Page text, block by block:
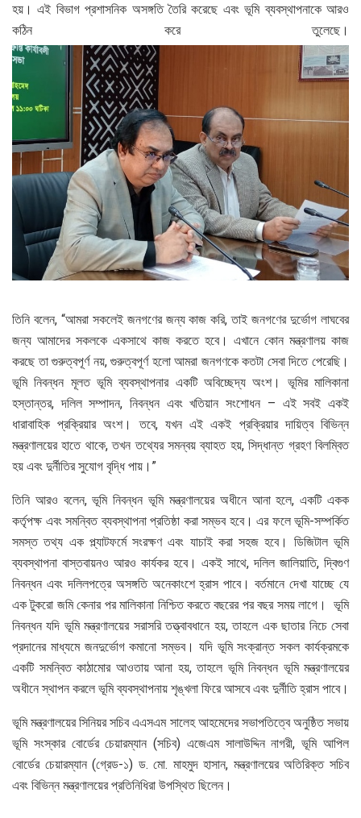
হয়। এই বিভাগ প্রশাসনিক অসঙ্গতি তৈরি করেছে এবং ভূমি ব্যবস্থাপনাকে আরও
কঠিন করে তুলেছে।
তিনি বলেন, “আমরা সকলেই জনগণের জন্য কাজ করি, তাই জনগণের দুর্ভোগ লাঘবের
জন্য আমাদের সকলকে একসাথে কাজ করতে হবে। এখানে কোন মন্ত্রণালয় কাজ
করছে তা গুরুত্বপূর্ণ নয়, গুরুত্বপূর্ণ হলো আমরা জনগণকে কতটা সেবা দিতে পেরেছি।
ভূমি নিবন্ধন মূলত ভূমি ব্যবস্থাপনার একটি অবিচ্ছেদ্য অংশ। ভূমির মালিকানা
হস্তান্তর, দলিল সম্পাদন, নিবন্ধন এবং খতিয়ান সংশোধন – এই সবই একই
ধারাবাহিক প্রক্রিয়ার অংশ। তবে, যখন এই একই প্রক্রিয়ার দায়িত্ব বিভিন্ন
মন্ত্রণালয়ের হাতে থাকে, তখন তথ্যের সমন্বয় ব্যাহত হয়, সিদ্ধান্ত গ্রহণ বিলম্বিত
হয় এবং দুর্নীতির সুযোগ বৃদ্ধি পায়।”
তিনি আরও বলেন, ভূমি নিবন্ধন ভূমি মন্ত্রণালয়ের অধীনে আনা হলে, একটি একক
কর্তৃপক্ষ এবং সমন্বিত ব্যবস্থাপনা প্রতিষ্ঠা করা সম্ভব হবে। এর ফলে ভূমি-সম্পর্কিত
সমস্ত তথ্য এক প্ল্যাটফর্মে সংরক্ষণ এবং যাচাই করা সহজ হবে। ডিজিটাল ভূমি
ব্যবস্থাপনা বাস্তবায়নও আরও কার্যকর হবে। একই সাথে, দলিল জালিয়াতি, দ্বিগুণ
নিবন্ধন এবং দলিলপত্রে অসঙ্গতি অনেকাংশে হ্রাস পাবে। বর্তমানে দেখা যাচ্ছে যে
এক টুকরো জমি কেনার পর মালিকানা নিশ্চিত করতে বছরের পর বছর সময় লাগে। ভূমি
নিবন্ধন যদি ভূমি মন্ত্রণালয়ের সরাসরি তত্ত্বাবধানে হয়, তাহলে এক ছাতার নিচে সেবা
প্রদানের মাধ্যমে জনদুর্ভোগ কমানো সম্ভব। যদি ভূমি সংক্রান্ত সকল কার্যক্রমকে
একটি সমন্বিত কাঠামোর আওতায় আনা হয়, তাহলে ভূমি নিবন্ধন ভূমি মন্ত্রণালয়ের
অধীনে স্থাপন করলে ভূমি ব্যবস্থাপনায় শৃঙ্খলা ফিরে আসবে এবং দুর্নীতি হ্রাস পাবে।
ভূমি মন্ত্রণালয়ের সিনিয়র সচিব এএসএম সালেহ আহমেদের সভাপতিত্বে অনুষ্ঠিত সভায়
ভূমি সংস্কার বোর্ডের চেয়ারম্যান (সচিব) এজেএম সালাউদ্দিন নাগরী, ভূমি আপিল
বোর্ডের চেয়ারম্যান (গ্রেড-১) ড. মো. মাহমুদ হাসান, মন্ত্রণালয়ের অতিরিক্ত সচিব
এবং বিভিন্ন মন্ত্রণালয়ের প্রতিনিধিরা উপস্থিত ছিলেন।